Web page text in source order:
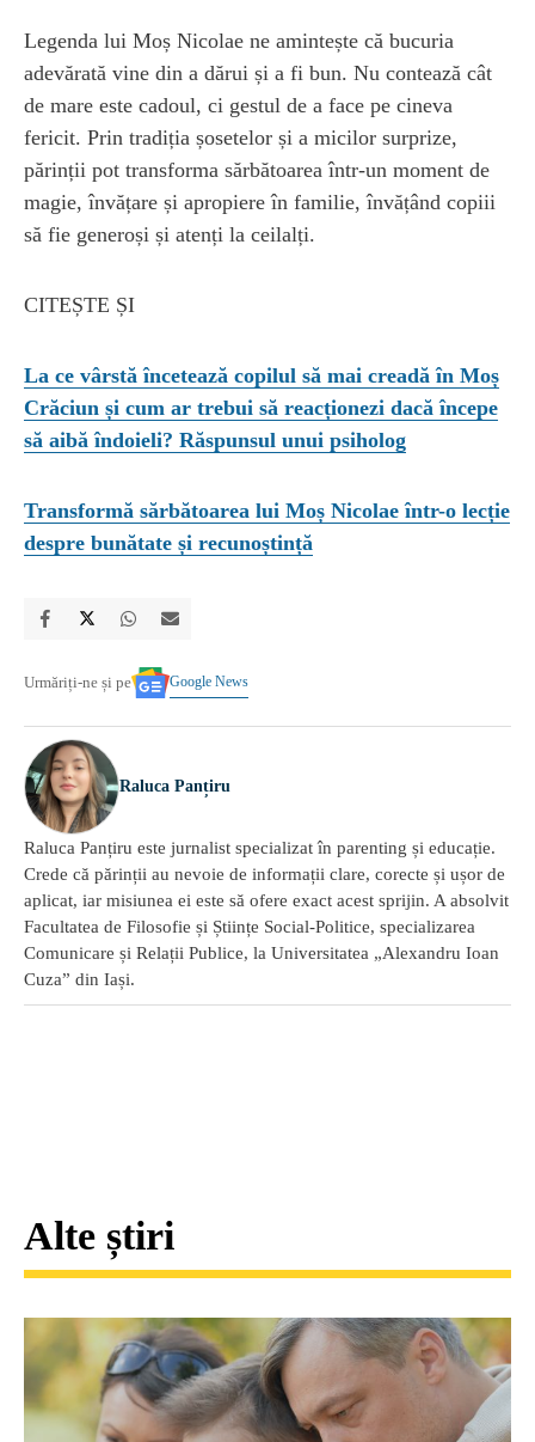
Legenda lui Moș Nicolae ne amintește că bucuria
adevărată vine din a dărui și a fi bun. Nu contează cât
de mare este cadoul, ci gestul de a face pe cineva
fericit. Prin tradiția șosetelor și a micilor surprize,
părinții pot transforma sărbătoarea într-un moment de
magie, învățare și apropiere în familie, învățând copiii
să fie generoși și atenți la ceilalți.
CITEȘTE ȘI
La ce vârstă încetează copilul să mai creadă în Moș
Crăciun și cum ar trebui să reacționezi dacă începe
să aibă îndoieli? Răspunsul unui psiholog
Transformă sărbătoarea lui Moș Nicolae într-o lecție
despre bunătate și recunoștință
Urmăriți-ne și pe Google News
Raluca Panțiru
Raluca Panțiru este jurnalist specializat în parenting și educație.
Crede că părinții au nevoie de informații clare, corecte și ușor de
aplicat, iar misiunea ei este să ofere exact acest sprijin. A absolvit
Facultatea de Filosofie și Științe Social-Politice, specializarea
Comunicare și Relații Publice, la Universitatea „Alexandru Ioan
Cuza” din Iași.
Alte știri